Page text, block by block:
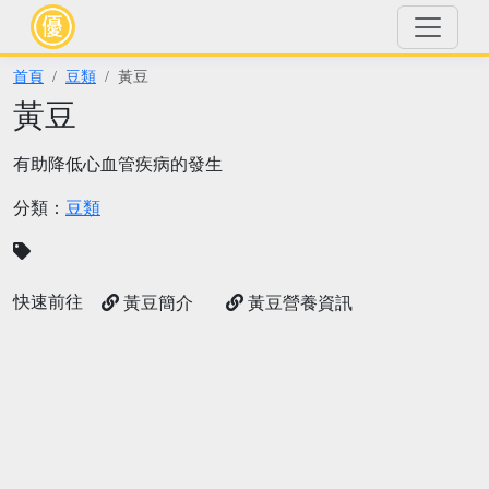
首頁 豆類 黃豆
黃豆
有助降低心血管疾病的發生
分類： 豆類
快速前往 黃豆簡介 黃豆營養資訊